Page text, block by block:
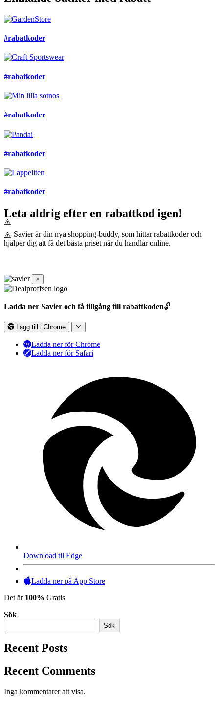
#rabatkoder
#rabatkoder
#rabatkoder
#rabatkoder
#rabatkoder
Leta aldrig efter en rabattkod igen!
— Savier är din nya shopping-buddy, som hittar rabattkoder och
hjälper dig att få det bästa priset när du handlar online.
×
Ladda ner Savier och få tillgång till rabattkoden🔓
Lägg till i Chrome
Ladda ner för Chrome
Ladda ner för Safari
Download til Edge
Ladda ner på App Store
Det är 100% Gratis
Sök
Sök
Recent Posts
Recent Comments
Inga kommentarer att visa.